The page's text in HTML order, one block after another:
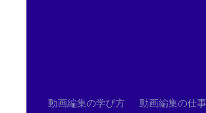
動画編集の学び方